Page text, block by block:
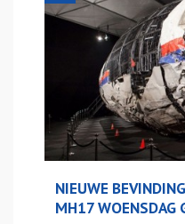
NIEUWE
MH17 WOENSDAG